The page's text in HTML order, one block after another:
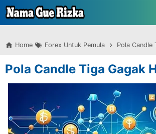
-->
Skip to main content
Home Forex Untuk Pemula Pola Candle
Pola Candle Tiga Gagak